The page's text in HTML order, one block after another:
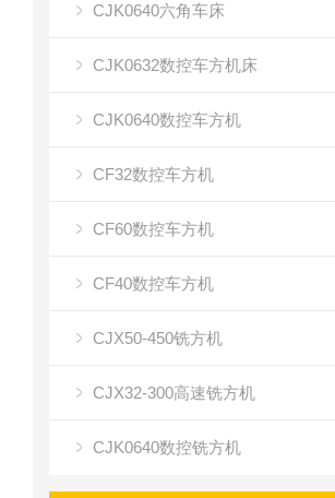
CJK0640六角车床
CJK0632数控车方机床
CJK0640数控车方机
CF32数控车方机
CF60数控车方机
CF40数控车方机
CJX50-450铣方机
CJX32-300高速铣方机
CJK0640数控铣方机